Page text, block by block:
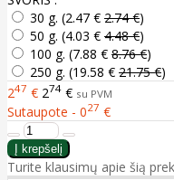
30 g. (2.47 € 2.74 €)
50 g. (4.03 € 4.48 €)
100 g. (7.88 € 8.76 €)
250 g. (19.58 € 21.75 €)
247 € 274 € su PVM
Sutaupote - 027 €
Turite klausimų apie šią